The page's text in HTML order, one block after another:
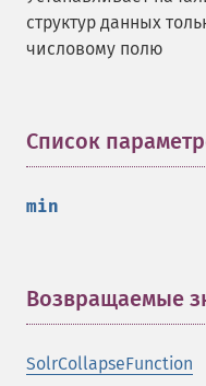
структур данных
числовому полю
Список
min
Возвращаемые
SolrCollapseFunction